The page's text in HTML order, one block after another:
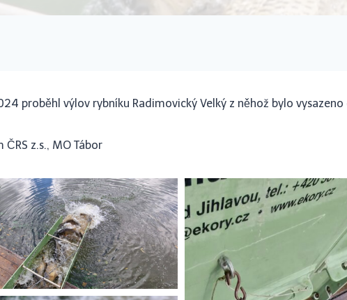
proběhl výlov rybníku Radimovický Velký z něhož bylo
ČRS z.s., MO Tábor